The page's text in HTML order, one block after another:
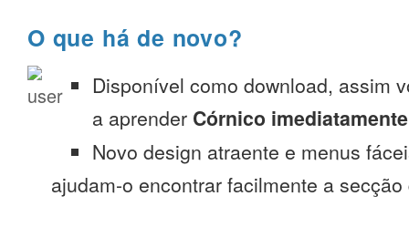
O que há de novo?
Disponível como download, assim
a aprender Córnico
Novo design atraente e menus
ajudam-o encontrar facilmente a